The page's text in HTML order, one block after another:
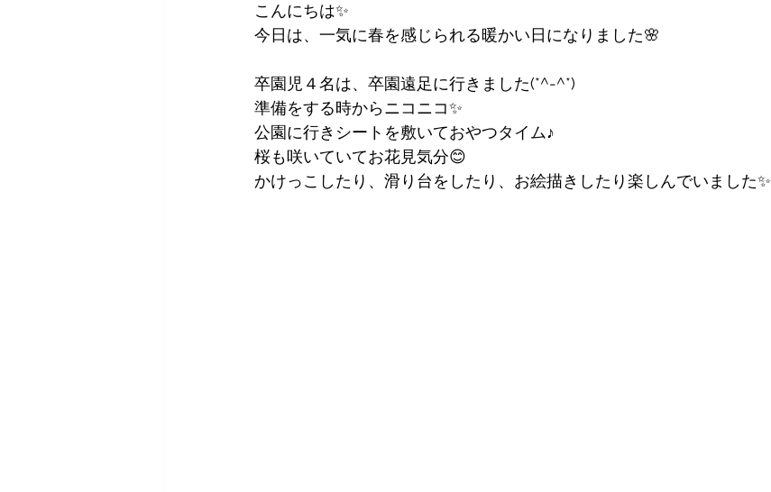
こんにちは✨
今日は、一気に春を感じられる暖かい日になりました🌸
卒園児４名は、卒園遠足に行きました(*^-^*)
準備をする時からニコニコ✨
公園に行きシートを敷いておやつタイム♪
桜も咲いていてお花見気分😊
かけっこしたり、滑り台をしたり、お絵描きしたり楽しんでいました✨